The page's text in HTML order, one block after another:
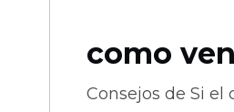
como
Consejos de Si el